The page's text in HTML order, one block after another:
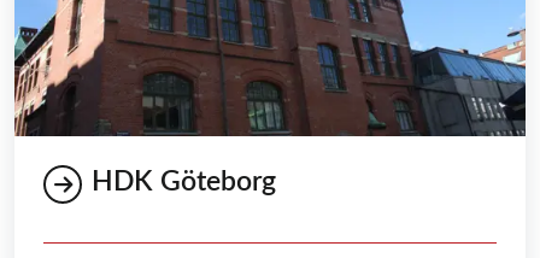
HDK Göteborg